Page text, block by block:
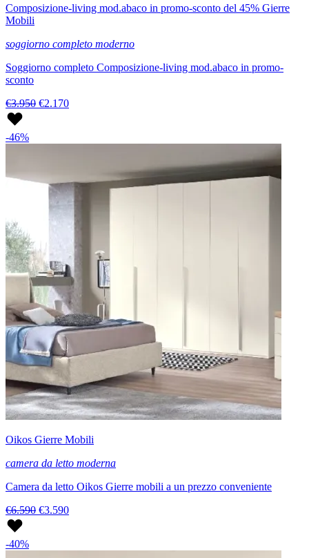
Composizione-living mod.abaco in promo-sconto del 45% Gierre
Mobili
soggiorno completo moderno
Soggiorno completo Composizione-living mod.abaco in promo-
sconto
€3.950 €2.170
-46%
Oikos Gierre Mobili
camera da letto moderna
Camera da letto Oikos Gierre mobili a un prezzo conveniente
€6.590 €3.590
-40%